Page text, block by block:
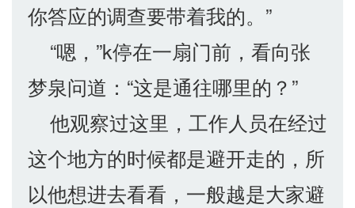
你答应的调查要带着我的。”
“嗯，”k停在一扇门前，看向张
梦泉问道：“这是通往哪里的？”
他观察过这里，工作人员在经过
这个地方的时候都是避开走的，所
以他想进去看看，一般越是大家避